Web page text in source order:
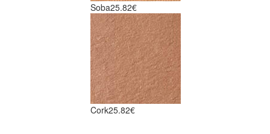
Soba25.82€
Cork25.82€